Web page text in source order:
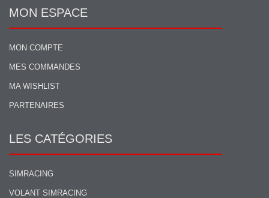
MON ESPACE
MON COMPTE
MES COMMANDES
MA WISHLIST
PARTENAIRES
LES CATÉGORIES
SIMRACING
VOLANT SIMRACING